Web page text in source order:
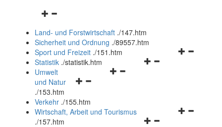
Navigationsmenü
und
schließen
Land- und Forstwirtschaft ./147.htm
Sicherheit und Ordnung ./89557.htm
Navigationsmenü
Sport und Freizeit ./151.htm
Navigationsmenü
Statistik ./statistik.htm
Navigationsmenü
und
schließen
Umwelt
und Natur
./153.htm
Verkehr ./155.htm
Navigationsmenü
Wirtschaft, Arbeit und Tourismus
./157.htm